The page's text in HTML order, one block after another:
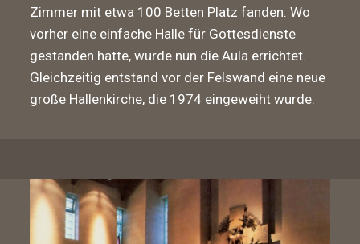
Zimmer mit etwa 100 Betten Platz fanden. Wo
vorher eine einfache Halle für Gottesdienste
gestanden hatte, wurde nun die Aula errichtet.
Gleichzeitig entstand vor der Felswand eine neue
große Hallenkirche, die 1974 eingeweiht wurde.